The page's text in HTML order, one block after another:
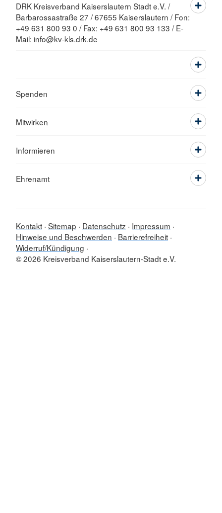
DRK Kreisverband Kaiserslautern Stadt e.V. /
Barbarossastraße 27 / 67655 Kaiserslautern / Fon:
+49 631 800 93 0 / Fax: +49 631 800 93 133 / E-
Mail: info@kv-kls.drk.de
Spenden
Mitwirken
Informieren
Ehrenamt
Kontakt Sitemap Datenschutz
Impressum
Hinweise und Beschwerden
Barrierefreiheit
Widerruf/Kündigung
© 2026 Kreisverband Kaiserslautern-Stadt e.V.